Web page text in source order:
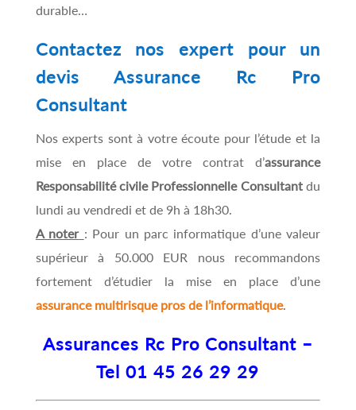
durable…
Contactez nos expert pour un
devis Assurance Rc Pro
Consultant
Nos experts sont à votre écoute pour l’étude et la
mise en place de votre contrat d’assurance
Responsabilité civile Professionnelle Consultantdu
lundi au vendredi et de 9h à 18h30.
A noter : Pour un parc informatique d’une valeur
supérieur à 50.000 EUR nous recommandons
fortement d’étudier la mise en place d’une
assurance multirisque pros de l’informatique.
Assurances Rc Pro Consultant –
Tel 01 45 26 29 29